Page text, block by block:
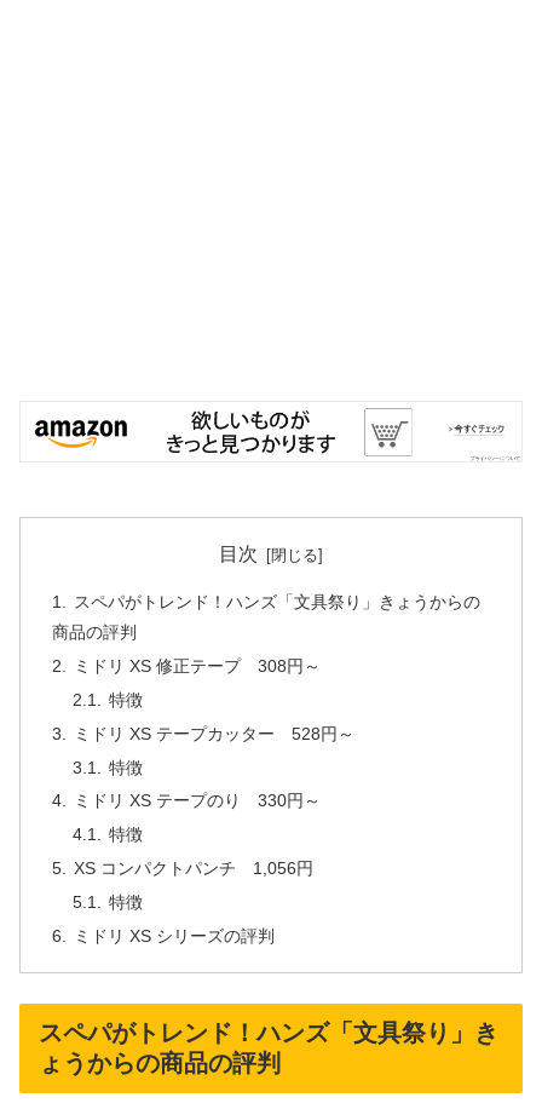
目次
スペパがトレンド！ハンズ「文具祭り」きょうからの
商品の評判
ミドリ XS 修正テープ 308円～
特徴
ミドリ XS テープカッター 528円～
特徴
ミドリ XS テープのり 330円～
特徴
XS コンパクトパンチ 1,056円
特徴
ミドリ XS シリーズの評判
スペパがトレンド！ハンズ「文具祭り」き
ょうからの商品の評判